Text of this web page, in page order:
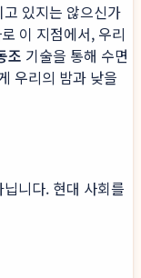
있지는 않으신가
이 지점에서, 우리
조 기술을 통해 수면
우리의 밤과 낮을
니다. 현대 사회를